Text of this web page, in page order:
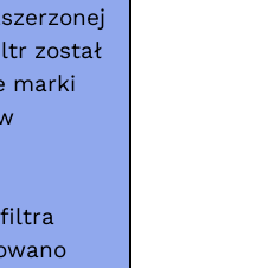
został
marki
filtra